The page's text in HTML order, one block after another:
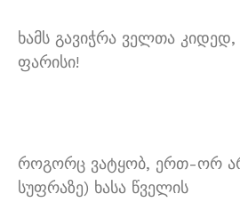
ხამს გავიჭრა ველთა
ფარისი!
როგორც ვატყობ, ერთ-ორ
სუფრაზე) ხასა წველის